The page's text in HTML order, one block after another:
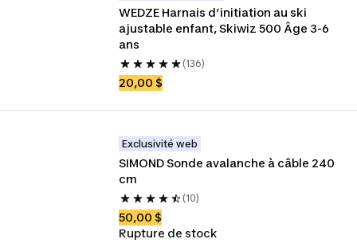
WEDZE Harnais d’initiation au ski
ajustable enfant, Skiwiz 500 Âge 3-6
ans
(136)
20,00 $
Exclusivité web
SIMOND Sonde avalanche à câble 240
cm
(10)
50,00 $
Rupture de stock